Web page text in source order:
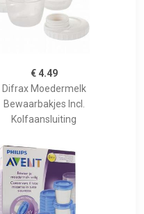
€ 4.49
Difrax Moedermelk
Bewaarbakjes Incl.
Kolfaansluiting